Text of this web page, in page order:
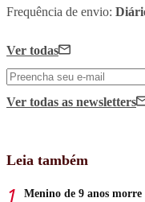
Frequência de envio:
Ver todas
Ver todas as newsletters
Leia também
Menino de 9 anos